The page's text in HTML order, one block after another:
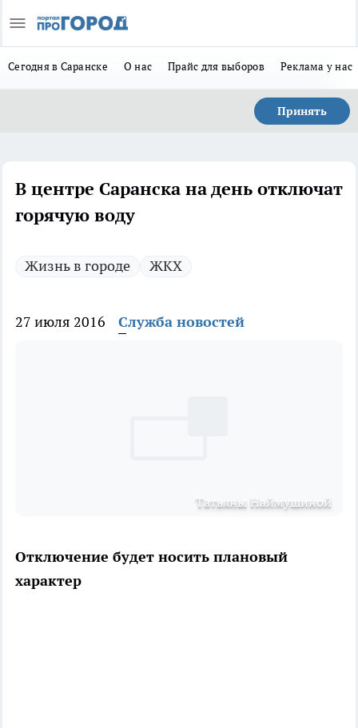
Сегодня в Саранске О нас Прайс для выборов Реклама у нас
Принять
В центре Саранска на день отключат
горячую воду
Жизнь в городе ЖКХ
27 июля 2016 Служба новостей
Татьяны Наймушиной
Отключение будет носить плановый
характер